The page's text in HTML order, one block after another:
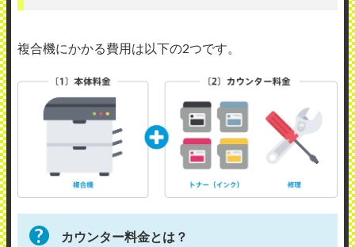
複合機にかかる費用は以下の2つです。
カウンター料金とは？